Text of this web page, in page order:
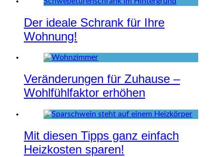
Der ideale Schrank für Ihre
Wohnung!
Veränderungen für Zuhause –
Wohlfühlfaktor erhöhen
Mit diesen Tipps ganz einfach
Heizkosten sparen!